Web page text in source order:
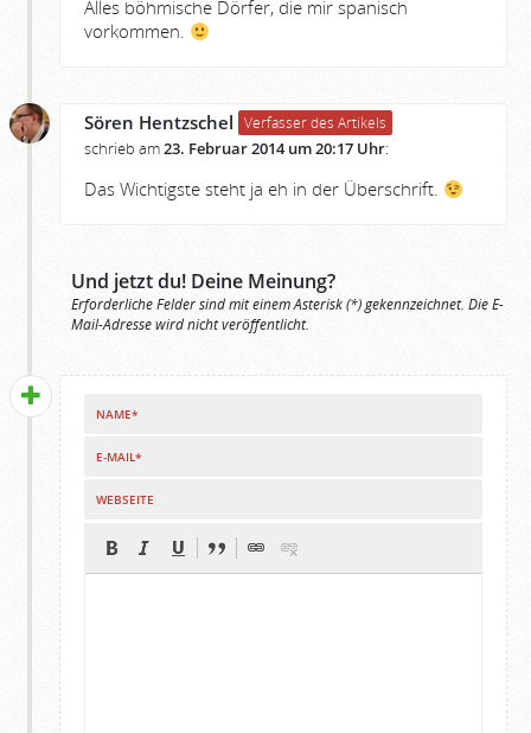
Alles böhmische Dörfer, die mir spanisch
vorkommen.
Sören Hentzschel Verfasser des Artikels
schrieb am23. Februar 2014 um 20:17 Uhr:
Das Wichtigste steht ja eh in der Überschrift.
Und jetzt du! Deine Meinung?
Erforderliche Felder sind mit einem Asterisk (*) gekennzeichnet. Die E-
Mail-Adresse wird nicht veröffentlicht.
NAME*
E-MAIL*
WEBSEITE